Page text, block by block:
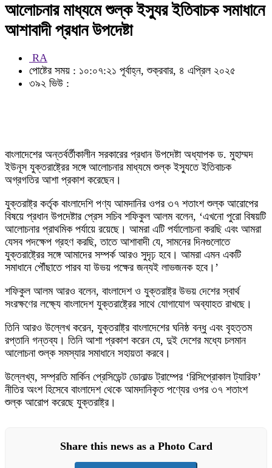
আলোচনার মাধ্যমে শুল্ক ইস্যুর ইতিবাচক সমাধানে
আশাবাদী প্রধান উপদেষ্টা
RA
পোষ্টের সময় : ১০:০৭:২১ পূর্বাহ্ন, শুক্রবার, ৪ এপ্রিল ২০২৫
৩৯২ ভিউ :
বাংলাদেশের অন্তর্বর্তীকালীন সরকারের প্রধান উপদেষ্টা অধ্যাপক ড. মুহাম্মদ
ইউনূস যুক্তরাষ্ট্রের সঙ্গে আলোচনার মাধ্যমে শুল্ক ইস্যুতে ইতিবাচক
অগ্রগতির আশা প্রকাশ করেছেন।
যুক্তরাষ্ট্র কর্তৃক বাংলাদেশি পণ্য আমদানির ওপর ৩৭ শতাংশ শুল্ক আরোপের
বিষয়ে প্রধান উপদেষ্টার প্রেস সচিব শফিকুল আলম বলেন, ‘এখনো পুরো বিষয়টি
আলোচনার প্রাথমিক পর্যায়ে রয়েছে। আমরা এটি পর্যালোচনা করছি এবং আমরা
যেসব পদক্ষেপ গ্রহণ করছি, তাতে আশাবাদী যে, সামনের দিনগুলোতে
যুক্তরাষ্ট্রের সঙ্গে আমাদের সম্পর্ক আরও সুদৃঢ় হবে। আমরা এমন একটি
সমাধানে পৌঁছাতে পারব যা উভয় পক্ষের জন্যই লাভজনক হবে।’
শফিকুল আলম আরও বলেন, বাংলাদেশ ও যুক্তরাষ্ট্র উভয় দেশের স্বার্থ
সংরক্ষণের লক্ষ্যে বাংলাদেশ যুক্তরাষ্ট্রের সাথে যোগাযোগ অব্যাহত রাখছে।
তিনি আরও উল্লেখ করেন, যুক্তরাষ্ট্র বাংলাদেশের ঘনিষ্ঠ বন্ধু এবং বৃহত্তম
রপ্তানি গন্তব্য। তিনি আশা প্রকাশ করেন যে, দুই দেশের মধ্যে চলমান
আলোচনা শুল্ক সমস্যার সমাধানে সহায়তা করবে।
উল্লেখ্য, সম্প্রতি মার্কিন প্রেসিডেন্ট ডোনাল্ড ট্রাম্পের ‘রিসিপ্রোকাল ট্যারিফ’
নীতির অংশ হিসেবে বাংলাদেশ থেকে আমদানিকৃত পণ্যের ওপর ৩৭ শতাংশ
শুল্ক আরোপ করেছে যুক্তরাষ্ট্র।
Share this news as a Photo Card